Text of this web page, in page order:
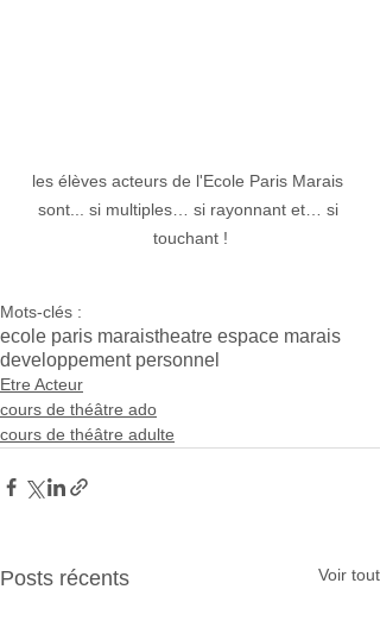
les élèves acteurs de l'Ecole Paris Marais
sont... si multiples… si rayonnant et… si
touchant !
Mots-clés :
ecole paris maraistheatre espace marais
developpement personnel
Etre Acteur
cours de théâtre ado
cours de théâtre adulte
Posts récents Voir tout